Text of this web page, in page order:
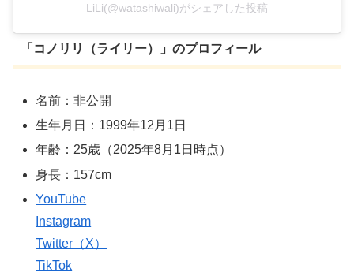
LiLi(@watashiwali)がシェアした投稿
「コノリリ（ライリー）」のプロフィール
名前：非公開
生年月日：1999年12月1日
年齢：25歳（2025年8月1日時点）
身長：157cm
YouTube
Instagram
Twitter（X）
TikTok